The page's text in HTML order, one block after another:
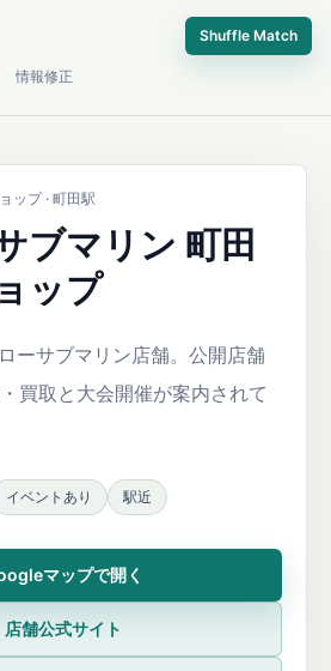
Shuffle Match
情報修正
ップ · 町田駅
ブマリン 町田
ップ
ーサブマリン店舗。公開店舗
買取と大会開催が案内されて
イベントあり 駅近
マップで開く
店舗公式サイト